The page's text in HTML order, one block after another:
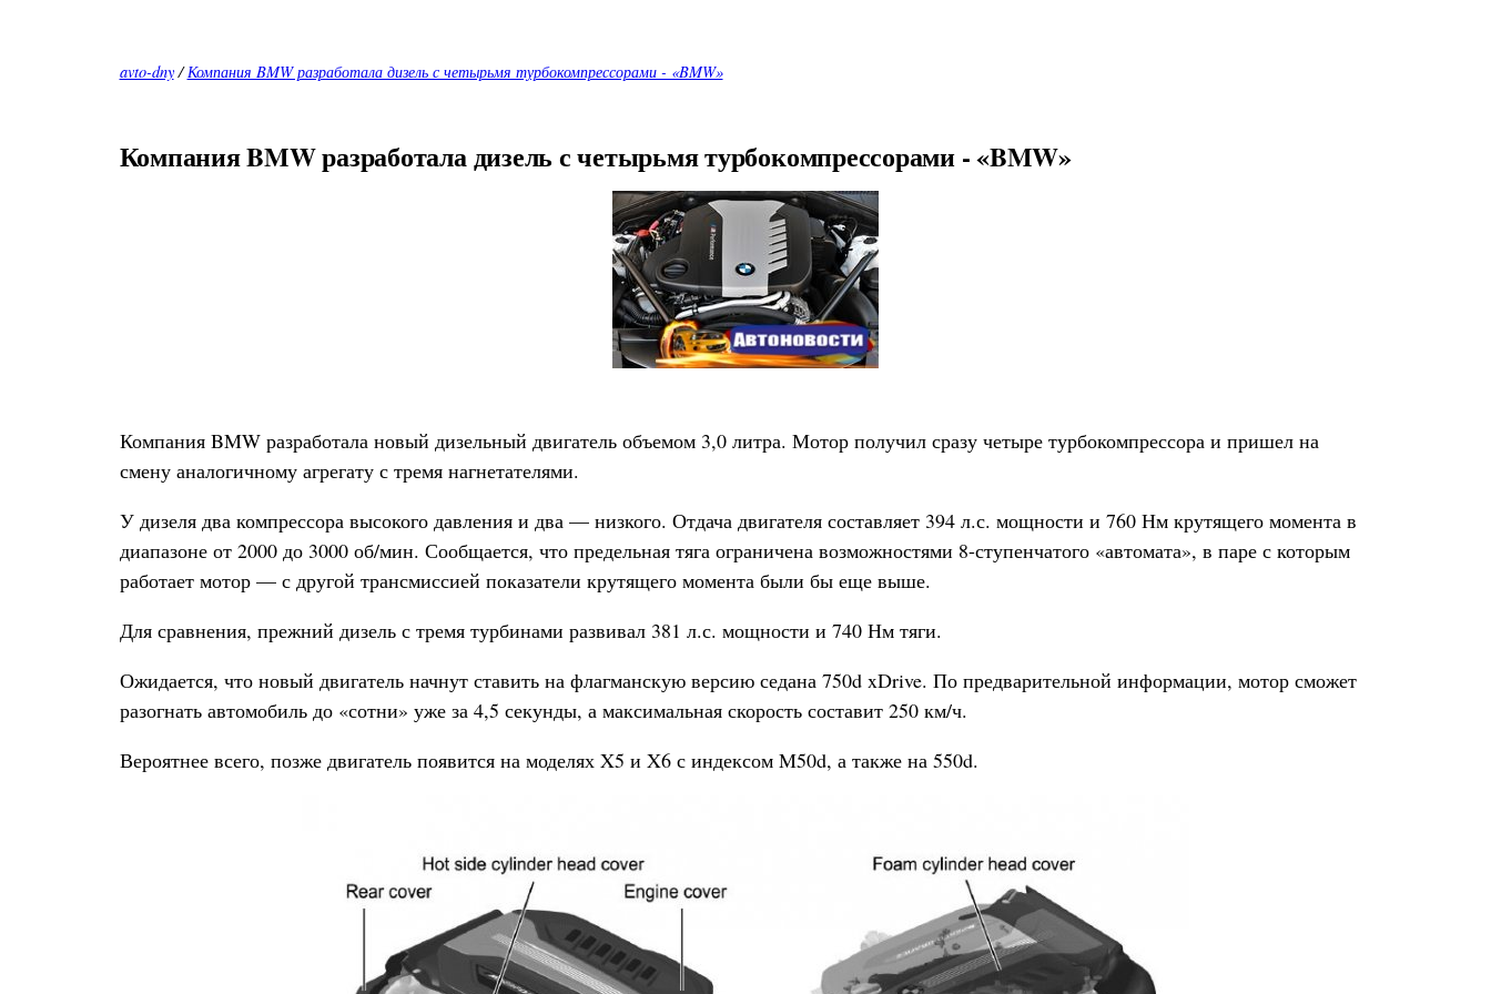
avto-dny/Компания BMW разработала дизель с четырьмя турбокомпрессорами - «BMW»
Компания BMW разработала дизель с четырьмя турбокомпрессорами - «BMW»
Компания BMW разработала новый дизельный двигатель объемом 3,0 литра. Мотор получил сразу четыре турбокомпрессора и пришел на
смену аналогичному агрегату с тремя нагнетателями.
У дизеля два компрессора высокого давления и два — низкого. Отдача двигателя составляет 394 л.с. мощности и 760 Нм крутящего момента в
диапазоне от 2000 до 3000 об/мин. Сообщается, что предельная тяга ограничена возможностями 8-ступенчатого «автомата», в паре с которым
работает мотор — с другой трансмиссией показатели крутящего момента были бы еще выше.
Для сравнения, прежний дизель с тремя турбинами развивал 381 л.с. мощности и 740 Нм тяги.
Ожидается, что новый двигатель начнут ставить на флагманскую версию седана 750d xDrive. По предварительной информации, мотор сможет
разогнать автомобиль до «сотни» уже за 4,5 секунды, а максимальная скорость составит 250 км/ч.
Вероятнее всего, позже двигатель появится на моделях X5 и X6 с индексом M50d, а также на 550d.